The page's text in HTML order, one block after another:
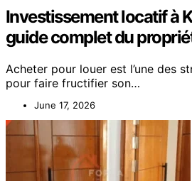
Investissement locatif à
guide complet du
Acheter pour louer est l’une des
pour faire fructifier son…
June 17, 2026